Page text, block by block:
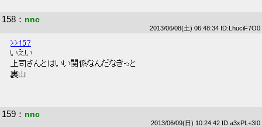
158 ： nnc
2013/06/08(土) 06:48:34 ID:LhuciF7O0
>>157
いえい
上司さんとはいい関係なんだなきっと
裏山
159 ： nnc
2013/06/09(日) 10:24:42 ID:a3xPL+3I0